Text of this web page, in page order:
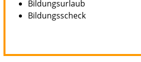
Bildungsurlaub
Bildungsscheck